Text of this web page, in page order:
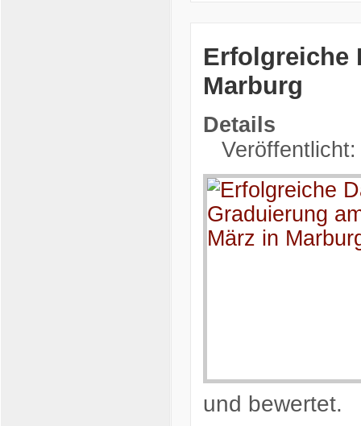
Erfolgreiche
Marburg
Details
und bewertet.